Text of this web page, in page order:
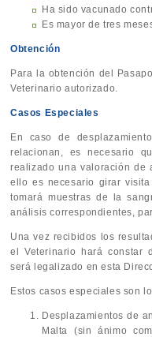
Ha sido vacunado
Es mayor de tres
Obtención
Para la obtención del
Veterinario autorizado.
Casos Especiales
En caso de
relacionan, es necesario
realizado una valoración de
ello es necesario girar
tomará muestras de la
análisis correspondientes,
Una vez recibidos los
el Veterinario hará constar
será legalizado en esta
Estos casos especiales son
Desplazamientos de
Malta (sin ánimo